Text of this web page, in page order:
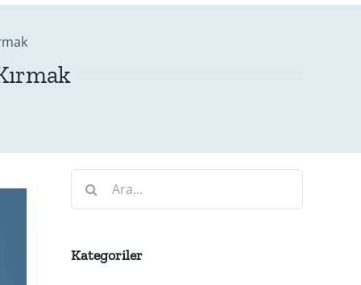
Kategoriler